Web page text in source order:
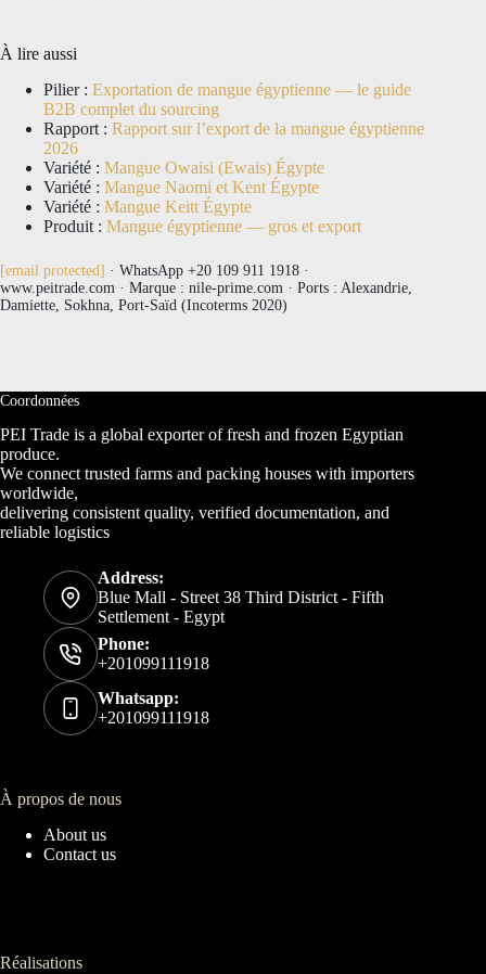
À lire aussi
Pilier : Exportation de mangue égyptienne — le guide
B2B complet du sourcing
Rapport : Rapport sur l’export de la mangue égyptienne
2026
Variété : Mangue Owaisi (Ewais) Égypte
Variété : Mangue Naomi et Kent Égypte
Variété : Mangue Keitt Égypte
Produit : Mangue égyptienne — gros et export
[email protected] · WhatsApp +20 109 911 1918 ·
www.peitrade.com · Marque : nile-prime.com · Ports : Alexandrie,
Damiette, Sokhna, Port-Saïd (Incoterms 2020)
Coordonnées
PEI Trade is a global exporter of fresh and frozen Egyptian
produce.
We connect trusted farms and packing houses with importers
worldwide,
delivering consistent quality, verified documentation, and
reliable logistics
Address:
Blue Mall - Street 38 Third District - Fifth
Settlement - Egypt
Phone:
+201099111918
Whatsapp:
+201099111918
À propos de nous
About us
Contact us
Réalisations